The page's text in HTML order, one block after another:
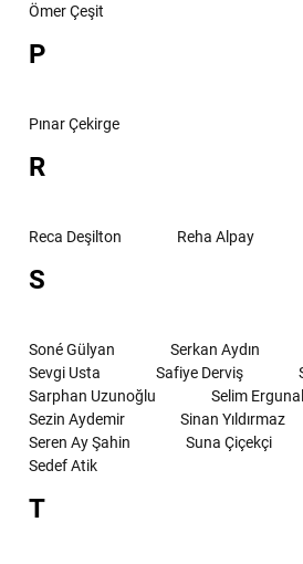
Ömer Çeşit
P
Pınar Çekirge
R
Reca Deşilton Reha Alpay
S
Soné Gülyan Serkan Aydın
Sevgi Usta
Safiye Derviş
Sarphan Uzunoğlu
Selim
Sezin Aydemir
Sinan Yıldırmaz
Seren Ay Şahin
Suna Çiçekçi
Sedef Atik
T